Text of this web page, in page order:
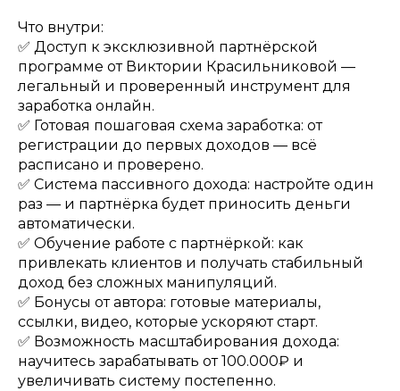
Что внутри:
✅ Доступ к эксклюзивной партнёрской
программе от Виктории Красильниковой —
легальный и проверенный инструмент для
заработка онлайн.
✅ Готовая пошаговая схема заработка: от
регистрации до первых доходов — всё
расписано и проверено.
✅ Система пассивного дохода: настройте один
раз — и партнёрка будет приносить деньги
автоматически.
✅ Обучение работе с партнёркой: как
привлекать клиентов и получать стабильный
доход без сложных манипуляций.
✅ Бонусы от автора: готовые материалы,
ссылки, видео, которые ускоряют старт.
✅ Возможность масштабирования дохода:
научитесь зарабатывать от 100.000₽ и
увеличивать систему постепенно.